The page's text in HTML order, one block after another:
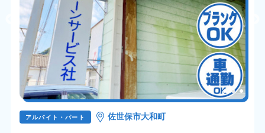
アルバイト・パート 佐世保市大和町